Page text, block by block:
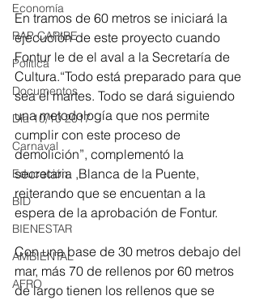
Economía
RAP CARIBE
Política
Documentos
Día 10/10 2017
Carnaval
Educación
BID
BIENESTAR
AMBIENTAL
AFRO
En tramos de 60 metros se iniciará la
ejecución de este proyecto cuando
Fontur le de el aval a la Secretaría de
Cultura.“Todo está preparado para que
sea el martes. Todo se dará siguiendo
una metodología que nos permite
cumplir con este proceso de
demolición”, complementó la
secretaria ,Blanca de la Puente,
reiterando que se encuentan a la
espera de la aprobación de Fontur.
Con una base de 30 metros debajo del
mar, más 70 de rellenos por 60 metros
de largo tienen los rellenos que se